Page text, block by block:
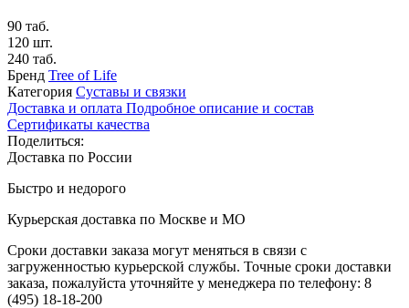
90 таб.
120 шт.
240 таб.
Бренд Tree of Life
Категория Суставы и связки
Доставка и оплата Подробное описание и состав
Сертификаты качества
Поделиться:
Доставка по России
Быстро и недорого
Курьерская доставка по Москве и МО
Сроки доставки заказа могут меняться в связи с
загруженностью курьерской службы. Точные сроки доставки
заказа, пожалуйста уточняйте у менеджера по телефону: 8
(495) 18-18-200